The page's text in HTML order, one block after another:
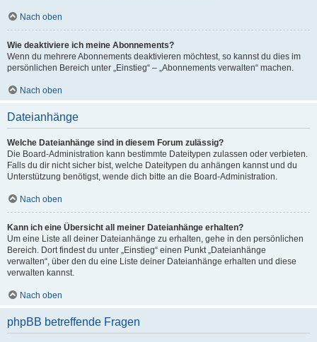
Nach oben
Wie deaktiviere ich meine Abonnements?
Wenn du mehrere Abonnements deaktivieren möchtest, so kannst du dies im
persönlichen Bereich unter „Einstieg“ – „Abonnements verwalten“ machen.
Nach oben
Dateianhänge
Welche Dateianhänge sind in diesem Forum zulässig?
Die Board-Administration kann bestimmte Dateitypen zulassen oder verbieten.
Falls du dir nicht sicher bist, welche Dateitypen du anhängen kannst und du
Unterstützung benötigst, wende dich bitte an die Board-Administration.
Nach oben
Kann ich eine Übersicht all meiner Dateianhänge erhalten?
Um eine Liste all deiner Dateianhänge zu erhalten, gehe in den persönlichen
Bereich. Dort findest du unter „Einstieg“ einen Punkt „Dateianhänge
verwalten“, über den du eine Liste deiner Dateianhänge erhalten und diese
verwalten kannst.
Nach oben
phpBB betreffende Fragen